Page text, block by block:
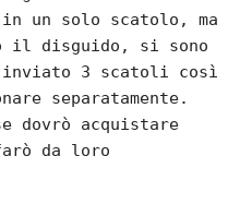
un solo scatolo, ma
il disguido, si sono
inviato 3 scatoli così
separatamente.
dovrò acquistare
da loro